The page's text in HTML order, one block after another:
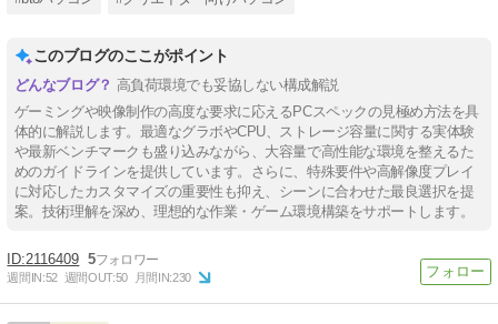
このブログのここがポイント
高負荷環境でも妥協しない構成解説
ゲーミングや映像制作の高度な要求に応えるPCスペックの見極め方法を具
体的に解説します。最適なグラボやCPU、ストレージ容量に関する実体験
や最新ベンチマークも盛り込みながら、大容量で高性能な環境を整えるた
めのガイドラインを提供しています。さらに、特殊要件や高解像度プレイ
に対応したカスタマイズの重要性も抑え、シーンに合わせた最良選択を提
案。技術理解を深め、理想的な作業・ゲーム環境構築をサポートします。
2116409 5
週間IN:52 週間OUT:50 月間IN:230